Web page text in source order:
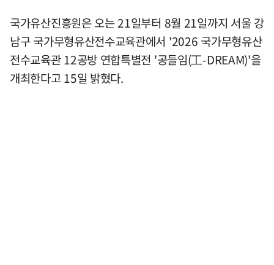
국가유산진흥원은 오는 21일부터 8월 21일까지 서울 강
남구 국가무형유산전수교육관에서 '2026 국가무형유산
전수교육관 12공방 연합특별전 '공들임(工-DREAM)'을
개최한다고 15일 밝혔다.